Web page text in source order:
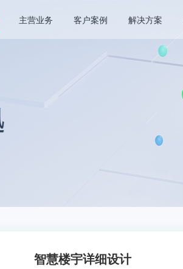
主营业务 客户案例 解决方案
智慧楼宇详细设计